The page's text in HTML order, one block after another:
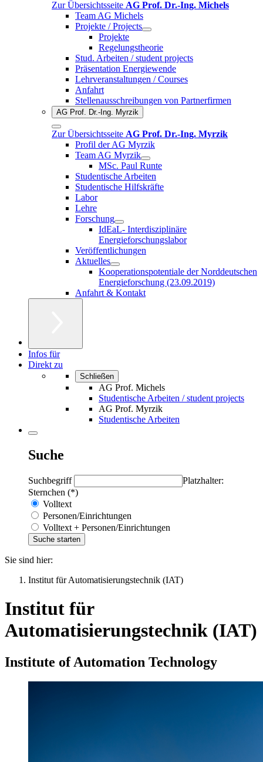
Zur Übersichtsseite AG Prof. Dr.-Ing. Michels
Team AG Michels
Projekte / Projects
Projekte
Regelungstheorie
Stud. Arbeiten / student projects
Präsentation Energiewende
Lehrveranstaltungen / Courses
Anfahrt
Stellenausschreibungen von Partnerfirmen
AG Prof. Dr.-Ing. Myrzik
Zur Übersichtsseite AG Prof. Dr.-Ing. Myrzik
Profil der AG Myrzik
Team AG Myrzik
MSc. Paul Runte
Studentische Arbeiten
Studentische Hilfskräfte
Labor
Lehre
Forschung
IdEaL- Interdisziplinäre
Energieforschungslabor
Veröffentlichungen
Aktuelles
Kooperationspotentiale der Norddeutschen
Energieforschung (23.09.2019)
Anfahrt & Kontakt
Infos für
Direkt zu
Schließen
AG Prof. Michels
Studentische Arbeiten / student projects
AG Prof. Myrzik
Studentische Arbeiten
Suche
Suchbegriff
Platzhalter:
Sternchen (*)
Volltext
Personen/Einrichtungen
Volltext + Personen/Einrichtungen
Sie sind hier:
Institut für Automatisierungstechnik (IAT)
Institut für
Automatisierungstechnik (IAT)
Institute of Automation Technology